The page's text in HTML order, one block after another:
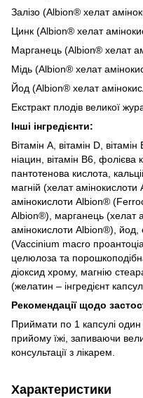
Залізо (Albion® хелат
Цинк (Albion® хелат
Марганець (Albion® хелат
Мідь (Albion® хелат
Йод (Albion® хелат
Екстракт плодів великої
Інші інгредієнти:
Вітамін А, вітамін D,
ніацин, вітамін В6, фолієва
пантотенова кислота,
магній (хелат
амінокислоти Albion®
Albion®), марганець (хелат
амінокислоти Albion®), йод,
(Vaccinium macro
целюлоза та
діоксид хрому, магнію
(желатин – інгредієнт
Рекомендації щодо
Приймати по 1 капсулі
прийому їжі, запиваючи
консультації з лікарем.
Характеристики